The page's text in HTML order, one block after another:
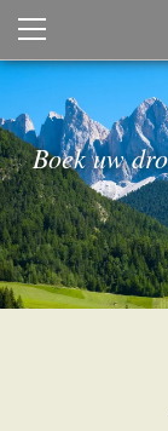
Boek uw